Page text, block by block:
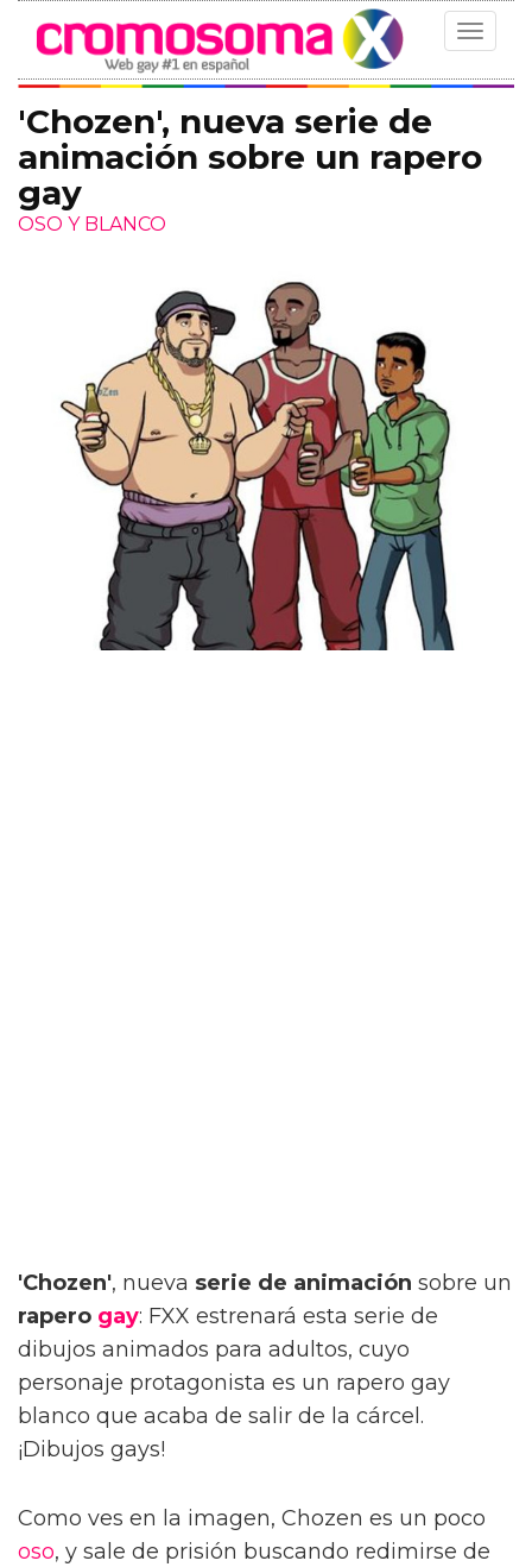
Toggle
'Chozen', nueva serie de
animación sobre un rapero
gay
OSO Y BLANCO
'Chozen', nueva serie de animación sobre un
rapero gay: FXX estrenará esta serie de
dibujos animados para adultos, cuyo
personaje protagonista es un rapero gay
blanco que acaba de salir de la cárcel.
¡Dibujos gays!
Como ves en la imagen, Chozen es un poco
oso, y sale de prisión buscando redimirse de